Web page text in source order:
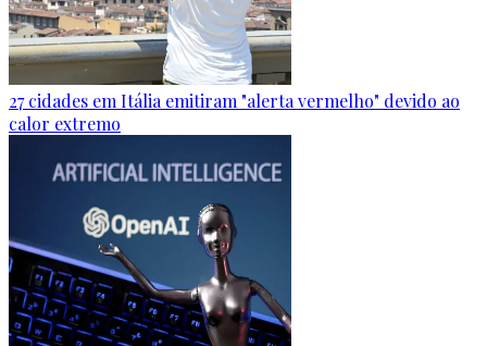
27 cidades em Itália emitiram "alerta vermelho" devido ao
calor extremo